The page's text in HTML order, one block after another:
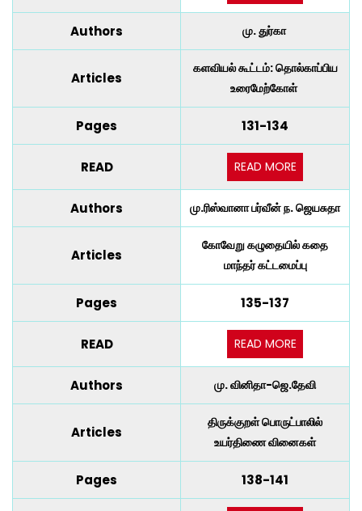
Authors மு. துர்கா
Articles
களவியல் கூட்டம்: தொல்காப்பிய
உரைமேற்கோள்
Pages 131-134
READ READ MORE
Authors மு.ரிஸ்வானா பர்வீன் ந. ஜெயசுதா
Articles
கோவேறு கழுதையில் கதை
மாந்தர் கட்டமைப்பு
Pages 135-137
READ READ MORE
Authors மு. வினிதா-ஜெ.தேவி
Articles
திருக்குறள் பொருட்பாலில்
உயர்திணை வினைகள்
Pages 138-141